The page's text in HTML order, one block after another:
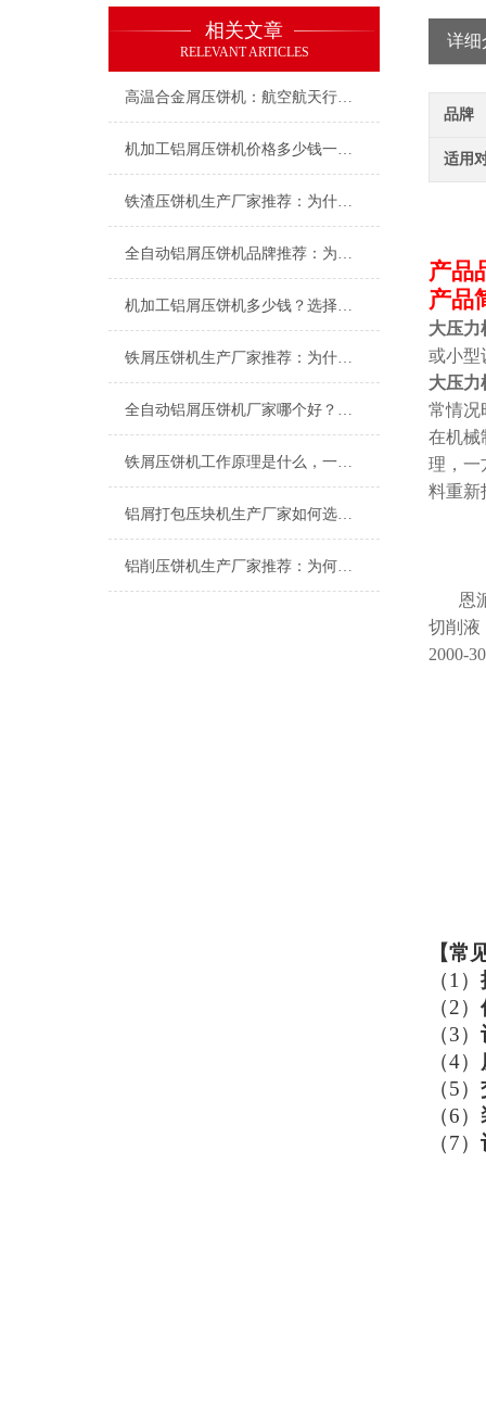
相关文章
RELEVANT ARTICLES
高温合金屑压饼机：航空航天行业的废屑处理利器
机加工铝屑压饼机价格多少钱一台？恩派特品牌助您实现价值回收与成本控制
铁渣压饼机生产厂家推荐：为什么恩派特成为众多企业的优选？
全自动铝屑压饼机品牌推荐：为什么恩派特是行业前茅？
机加工铝屑压饼机多少钱？选择恩派特品牌，让铝屑“变废为宝”
铁屑压饼机生产厂家推荐：为什么恩派特成为工业固废处理的优选品牌？
全自动铝屑压饼机厂家哪个好？推荐恩派特的三大理由
铁屑压饼机工作原理是什么，一张图告诉你！
铝屑打包压块机生产厂家如何选择？恩派特品牌实力行业
铝削压饼机生产厂家推荐：为何恩派特是您的优选合作伙伴
详细
品牌
适用
产品
产品
大压力
或小型
大压力
常情况
在机械
理，一
料重新
恩
切削液
2000-
【常
（1）
（2）
（3）
（4）
（5）
（6）
（7）